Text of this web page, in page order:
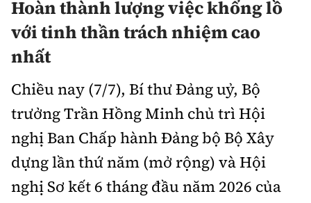
Quản lý đô thị
Đường sắt
Đăng kiểm
Đường sắt tốc độ cao
Đường thủy
Hàng hải
Đường sắt đô thị
Chứng khoán
Bảo hiểm
Doanh nghiệp
An ninh hình sự
Điều tra
Hỏi - Đáp
An toàn giao thông
Giao thông 24h
Văn hóa giao thông
Lái xe an toàn
Chung tay vì ATGT
Chất lượng sống
Giáo dục
Y tế
Đời sống
Lao động - Công đoàn
Văn hóa - Giải Trí
Văn hóa
Showbiz
Điện ảnh
Thể thao
Bóng đá
Bình luận
Công nghệ
Hoànthành lượng việc khổng lồ
với tinh thần trách nhiệm cao
nhất
Chiều nay (7/7), Bí thư Đảng uỷ, Bộ
trưởng Trần Hồng Minh chủ trì Hội
nghị Ban Chấp hành Đảng bộ Bộ Xây
dựng lần thứ năm (mở rộng) và Hội
nghị Sơ kết 6 tháng đầu năm 2026 của